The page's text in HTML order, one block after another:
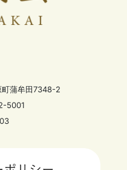
町蒲牟田7348-2
5001